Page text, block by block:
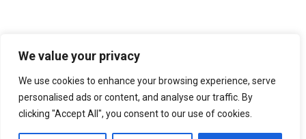
We value your privacy
We use cookies to enhance your browsing experience, serve
personalised ads or content, and analyse our traffic. By
clicking "Accept All", you consent to our use of cookies.